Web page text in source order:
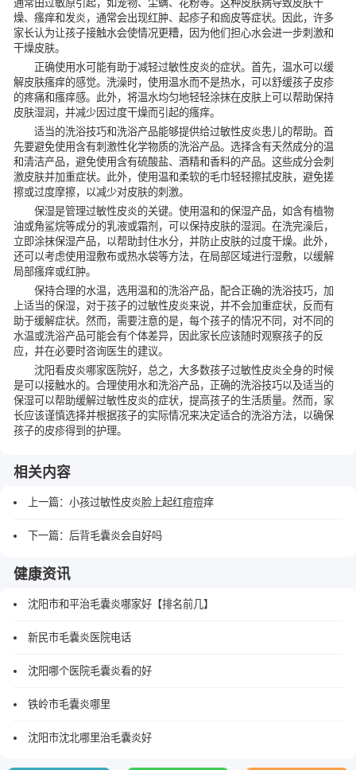
通常由过敏原引起，如宠物、尘螨、花粉等。这种皮肤病导致皮肤干
燥、瘙痒和发炎，通常会出现红肿、起疹子和痂皮等症状。因此，许多
家长认为让孩子接触水会使情况更糟，因为他们担心水会进一步刺激和
干燥皮肤。
正确使用水可能有助于减轻过敏性皮炎的症状。首先，温水可以缓
解皮肤瘙痒的感觉。洗澡时，使用温水而不是热水，可以舒缓孩子皮疹
的疼痛和瘙痒感。此外，将温水均匀地轻轻涂抹在皮肤上可以帮助保持
皮肤湿润，并减少因过度干燥而引起的瘙痒。
适当的洗浴技巧和洗浴产品能够提供给过敏性皮炎患儿的帮助。首
先要避免使用含有刺激性化学物质的洗浴产品。选择含有天然成分的温
和清洁产品，避免使用含有硫酸盐、酒精和香料的产品。这些成分会刺
激皮肤并加重症状。此外，使用温和柔软的毛巾轻轻擦拭皮肤，避免搓
擦或过度摩擦，以减少对皮肤的刺激。
保湿是管理过敏性皮炎的关键。使用温和的保湿产品，如含有植物
油或角鲨烷等成分的乳液或霜剂，可以保持皮肤的湿润。在洗完澡后，
立即涂抹保湿产品，以帮助封住水分，并防止皮肤的过度干燥。此外，
还可以考虑使用湿敷布或热水袋等方法，在局部区域进行湿敷，以缓解
局部瘙痒或红肿。
保持合理的水温，选用温和的洗浴产品，配合正确的洗浴技巧，加
上适当的保湿，对于孩子的过敏性皮炎来说，并不会加重症状，反而有
助于缓解症状。然而，需要注意的是，每个孩子的情况不同，对不同的
水温或洗浴产品可能会有个体差异，因此家长应该随时观察孩子的反
应，并在必要时咨询医生的建议。
沈阳看皮炎哪家医院好，总之，大多数孩子过敏性皮炎全身的时候
是可以接触水的。合理使用水和洗浴产品，正确的洗浴技巧以及适当的
保湿可以帮助缓解过敏性皮炎的症状，提高孩子的生活质量。然而，家
长应该谨慎选择并根据孩子的实际情况来决定适合的洗浴方法，以确保
孩子的皮疹得到的护理。
相关内容
上一篇： 小孩过敏性皮炎脸上起红痘痘痒
下一篇： 后背毛囊炎会自好吗
健康资讯
沈阳市和平治毛囊炎哪家好【排名前几】
新民市毛囊炎医院电话
沈阳哪个医院毛囊炎看的好
铁岭市毛囊炎哪里
沈阳市沈北哪里治毛囊炎好